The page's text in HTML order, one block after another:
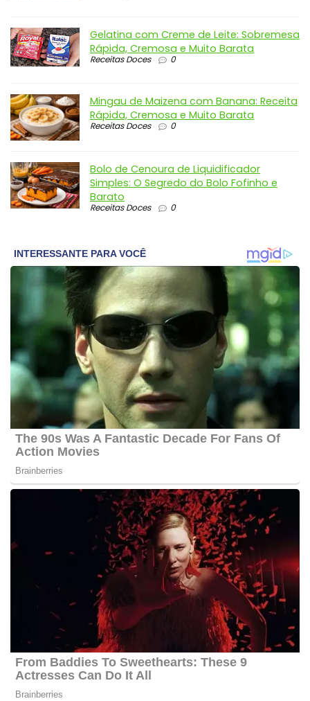
Gelatina com Creme de Leite: Sobremesa
Rápida, Cremosa e Muito Barata
Receitas Doces 0
Mingau de Maizena com Banana: Receita
Rápida, Cremosa e Muito Barata
Receitas Doces 0
Bolo de Cenoura de Liquidificador
Simples: O Segredo do Bolo Fofinho e
Barato
Receitas Doces 0